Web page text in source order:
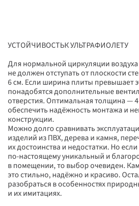
УСТОЙЧИВОСТЬК УЛЬТРАФИОЛЕТУ
Для нормальной циркуляции
не должен отступать от плоскости
6 см. Если ширина плиты превышает
понадобятся дополнительные
отверстия. Оптимальная толщина —
обеспечить надёжность монтажа и
конструкции.
Можно долго сравнивать
изделий из ПВХ, дерева и камня,
их достоинства и недостатки. Но
по-настоящему уникальный и
в помещении, то выбор очевиден.
это стильно, надёжно и красиво.
разобраться в особенностях
и их имитациях.